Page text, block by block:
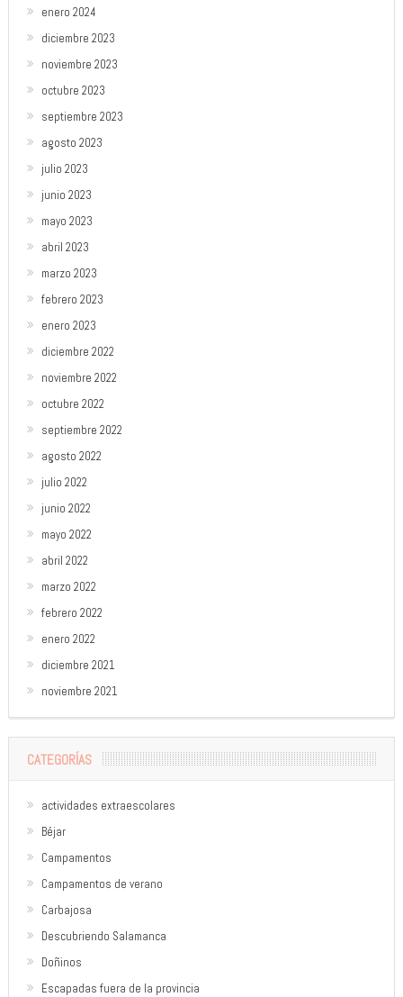
enero 2024
diciembre 2023
noviembre 2023
octubre 2023
septiembre 2023
agosto 2023
julio 2023
junio 2023
mayo 2023
abril 2023
marzo 2023
febrero 2023
enero 2023
diciembre 2022
noviembre 2022
octubre 2022
septiembre 2022
agosto 2022
julio 2022
junio 2022
mayo 2022
abril 2022
marzo 2022
febrero 2022
enero 2022
diciembre 2021
noviembre 2021
CATEGORÍAS
actividades extraescolares
Béjar
Campamentos
Campamentos de verano
Carbajosa
Descubriendo Salamanca
Doñinos
Escapadas fuera de la provincia